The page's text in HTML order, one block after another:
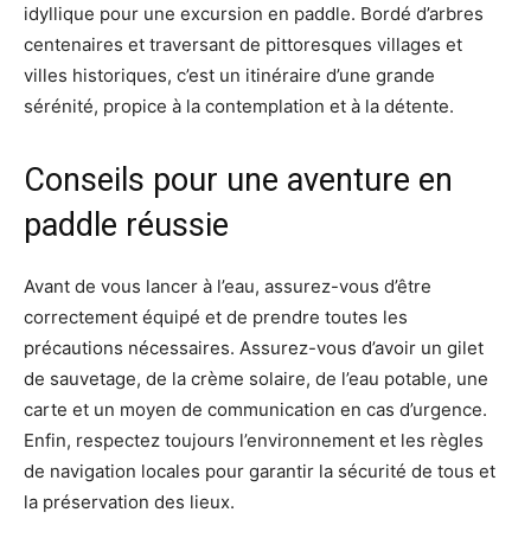
idyllique pour une excursion en paddle. Bordé d’arbres
centenaires et traversant de pittoresques villages et
villes historiques, c’est un itinéraire d’une grande
sérénité, propice à la contemplation et à la détente.
Conseils pour une aventure en
paddle réussie
Avant de vous lancer à l’eau, assurez-vous d’être
correctement équipé et de prendre toutes les
précautions nécessaires. Assurez-vous d’avoir un gilet
de sauvetage, de la crème solaire, de l’eau potable, une
carte et un moyen de communication en cas d’urgence.
Enfin, respectez toujours l’environnement et les règles
de navigation locales pour garantir la sécurité de tous et
la préservation des lieux.